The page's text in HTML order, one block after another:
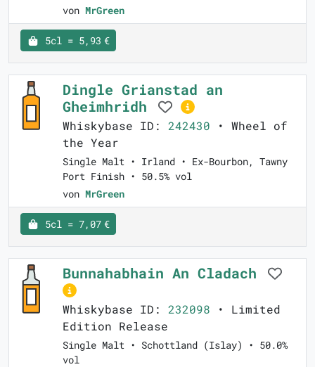
von MrGreen
5cl = 5,93 €
Dingle Grianstad an
Gheimhridh
Whiskybase ID: 242430 • Wheel of
the Year
Single Malt • Irland • Ex-Bourbon, Tawny
Port Finish • 50.5% vol
von MrGreen
5cl = 7,07 €
Bunnahabhain An Cladach
Whiskybase ID: 232098 • Limited
Edition Release
Single Malt • Schottland (Islay) • 50.0%
vol